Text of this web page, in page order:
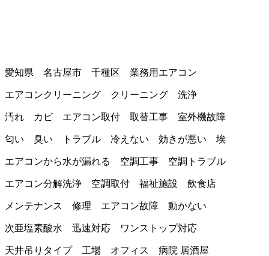
愛知県 名古屋市 千種区 業務用エアコン
エアコンクリーニング クリーニング 洗浄
汚れ カビ エアコン取付 取替工事 室外機故障
匂い 臭い トラブル 冷えない 効きが悪い 埃
エアコンから水が漏れる 空調工事 空調トラブル
エアコン分解洗浄 空調取付 福祉施設 飲食店
メンテナンス 修理 エアコン故障 動かない
次亜塩素酸水 迅速対応 ワンストップ対応
天井吊りタイプ 工場 オフィス 病院 居酒屋